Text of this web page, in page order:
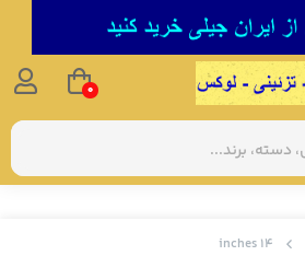
14 inches
0